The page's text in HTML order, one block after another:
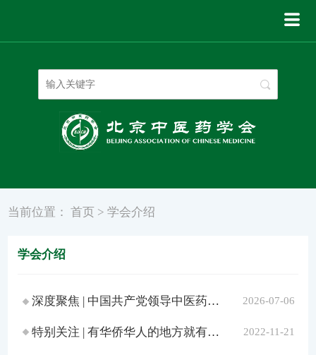
当前位置：首页 >学会介绍
学会介绍
2026-07-06
深度聚焦 | 中国共产党领导中医药事业的奋进历程与经验启示
2022-11-21
特别关注 | 有华侨华人的地方就有中医药！一起跟随这个展览回顾中医海外发展历程